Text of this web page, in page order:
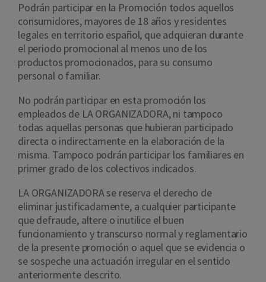
Podrán participar en la Promoción todos aquellos
consumidores, mayores de 18 años y residentes
legales en territorio español, que adquieran durante
el periodo promocional al menos uno de los
productos promocionados, para su consumo
personal o familiar.
No podrán participar en esta promoción los
empleados de LA ORGANIZADORA, ni tampoco
todas aquellas personas que hubieran participado
directa o indirectamente en la elaboración de la
misma. Tampoco podrán participar los familiares en
primer grado de los colectivos indicados.
LA ORGANIZADORA se reserva el derecho de
eliminar justificadamente, a cualquier participante
que defraude, altere o inutilice el buen
funcionamiento y transcurso normal y reglamentario
de la presente promoción o aquel que se evidencia o
se sospeche una actuación irregular en el sentido
anteriormente descrito.